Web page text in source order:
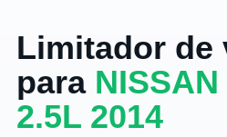
Limitador de
para NISSAN
2.5L 2014